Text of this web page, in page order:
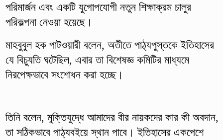
পরিমার্জন এবং একটি যুগোপযোগী নতুন শিক্ষাক্রম চালুর
পরিকল্পনা নেওয়া হয়েছে।
মাহবুবুল হক পাটওয়ারী বলেন, অতীতে পাঠ্যপুস্তকে ইতিহাসের
যে বিচ্যুতি ঘটেছিল, এবার তা বিশেষজ্ঞ কমিটির মাধ্যমে
নিরপেক্ষভাবে সংশোধন করা হচ্ছে।
তিনি বলেন, মুক্তিযুদ্ধে আমাদের বীর নায়কদের কার কী অবদান,
তা সঠিকভাবে পাঠ্যবইয়ে স্থান পাবে। ইতিহাসের একপেশে